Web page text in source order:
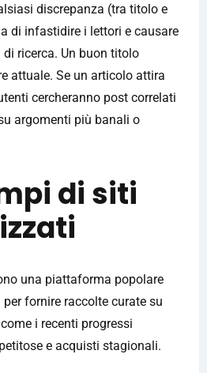
discrepanza (tra titolo e
di infastidire i lettori e causare
ricerca. Un buon titolo
attuale. Se un articolo attira
cercheranno post correlati
argomenti più banali o
di siti
una piattaforma popolare
fornire raccolte curate su
i recenti progressi
e acquisti stagionali.